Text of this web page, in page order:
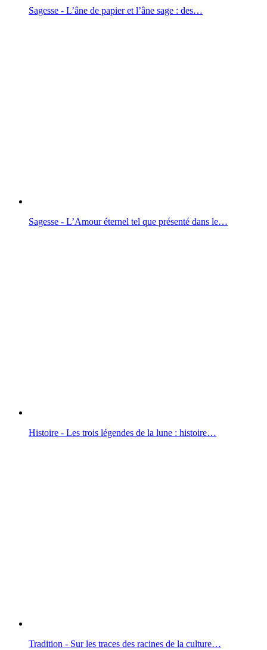
Sagesse - L’âne de papier et l’âne sage : des…
Sagesse - L’Amour éternel tel que présenté dans le…
Histoire - Les trois légendes de la lune : histoire…
Tradition - Sur les traces des racines de la culture…